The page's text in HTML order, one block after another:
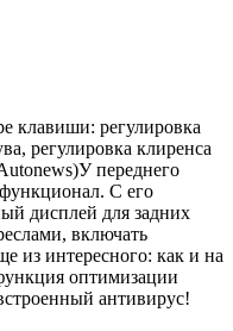
клавиши: регулировка
регулировка клиренса
переднего
С его
дисплей для задних
включать
из интересного: как и на
оптимизации
антивирус!